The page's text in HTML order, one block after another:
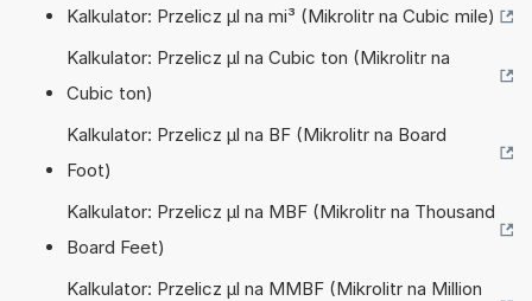
Kalkulator: Przelicz µl na mi³ (Mikrolitr na Cubic mile)
Kalkulator: Przelicz µl na Cubic ton (Mikrolitr na
Cubic ton)
Kalkulator: Przelicz µl na BF (Mikrolitr na Board
Foot)
Kalkulator: Przelicz µl na MBF (Mikrolitr na Thousand
Board Feet)
Kalkulator: Przelicz µl na MMBF (Mikrolitr na Million